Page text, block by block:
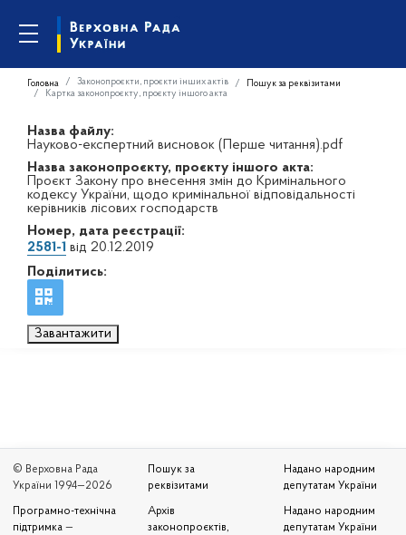
Головна Законопроєкти, проєкти інших актів
Пошук за реквізитами
Картка законопроєкту, проєкту іншого акта
Назва файлу:
Науково-експертний висновок (Перше читання).pdf
Назва законопроєкту, проєкту іншого акта:
Проєкт Закону про внесення змін до Кримінального
кодексу України, щодо кримінальної відповідальності
керівників лісових господарств
Номер, дата реєстрації:
2581-1 від 20.12.2019
Поділитись:
Завантажити
© Верховна Рада
України 1994—2026
Програмно-технічна
підтримка —
Пошук за
реквізитами
Архів
законопроєктів,
Надано народним
депутатам України
Надано народним
депутатам України